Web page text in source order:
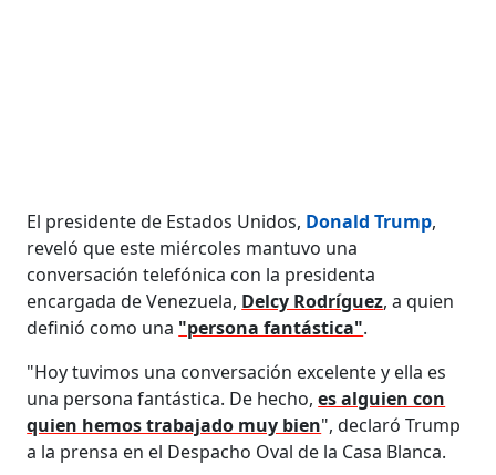
El presidente de Estados Unidos, Donald Trump,
reveló que este miércoles mantuvo una
conversación telefónica con la presidenta
encargada de Venezuela, Delcy Rodríguez, a quien
definió como una "persona fantástica".
"Hoy tuvimos una conversación excelente y ella es
una persona fantástica. De hecho,es alguien con
quien hemos trabajado muy bien", declaró Trump
a la prensa en el Despacho Oval de la Casa Blanca.